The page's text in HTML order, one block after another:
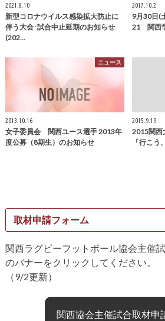
2021.8.10
新型コロナウイルス感染拡大防止に
伴う大会･試合中止延期のお知らせ
(202…
2017.10.2
9月30日(
21 関西
ニュース
2013.10.16
女子委員会 関西ユース選手 2013年
度公募（8期生）のお知らせ
2015.9.19
2015関西
「行こう
取材申請フォーム
関西ラグビーフットボール協会主催
のバナーをクリックしてください。
（9/2更新）
関西協会主催試合取材申